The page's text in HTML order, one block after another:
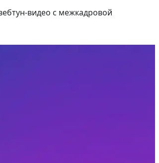
видео с межкадровой